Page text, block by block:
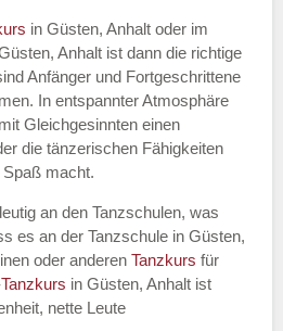
in Güsten, Anhalt oder im
Anhalt ist dann die richtige
Anfänger und Fortgeschrittene
In entspannter Atmosphäre
Gleichgesinnten einen
die tänzerischen Fähigkeiten
macht.
an den Tanzschulen, was
es an der Tanzschule in Güsten,
oder anderen Tanzkurs für
Tanzkurs in Güsten, Anhalt ist
nette Leute